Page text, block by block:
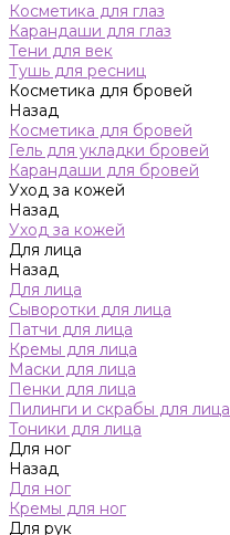
Косметика для глаз
Карандаши для глаз
Тени для век
Тушь для ресниц
Косметика для бровей
Назад
Косметика для бровей
Гель для укладки бровей
Карандаши для бровей
Уход за кожей
Назад
Уход за кожей
Для лица
Назад
Для лица
Сыворотки для лица
Патчи для лица
Кремы для лица
Маски для лица
Пенки для лица
Пилинги и скрабы для лица
Тоники для лица
Для ног
Назад
Для ног
Кремы для ног
Для рук